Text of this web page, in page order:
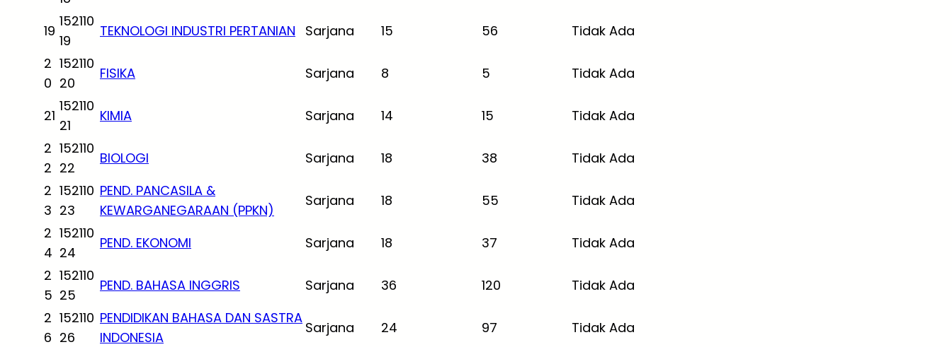
19
152110
19
TEKNOLOGI INDUSTRI PERTANIAN Sarjana 15 56
Tidak Ada
2
0
152110
20
FISIKA Sarjana 8 5 Tidak Ada
21
152110
21
KIMIA Sarjana 14 15
Tidak Ada
2
2
152110
22
BIOLOGI Sarjana 18 38
Tidak Ada
2
3
152110
23
PEND. PANCASILA &
KEWARGANEGARAAN (PPKN)
Sarjana 18 55
Tidak Ada
2
4
152110
24
PEND. EKONOMI Sarjana 18 37
Tidak Ada
2
5
152110
25
PEND. BAHASA INGGRIS Sarjana 36 120
Tidak Ada
2
6
152110
26
PENDIDIKAN BAHASA DAN SASTRA
INDONESIA
Sarjana 24 97
Tidak Ada